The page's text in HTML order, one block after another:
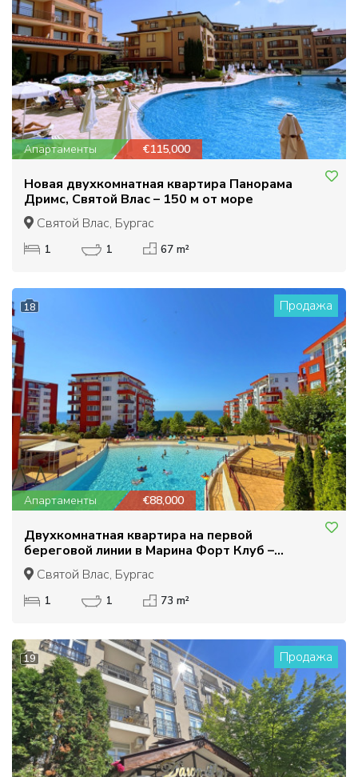
Апартаменты €115,000
Новая двухкомнатная квартира Панорама
Дримс, Святой Влас – 150 м от море
Святой Влас, Бургас
1 1 67 m²
18 Продажа
Апартаменты €88,000
Двухкомнатная квартира на первой
береговой линии в Марина Форт Клуб –
Святой Влас
Святой Влас, Бургас
1 1 73 m²
19 Продажа